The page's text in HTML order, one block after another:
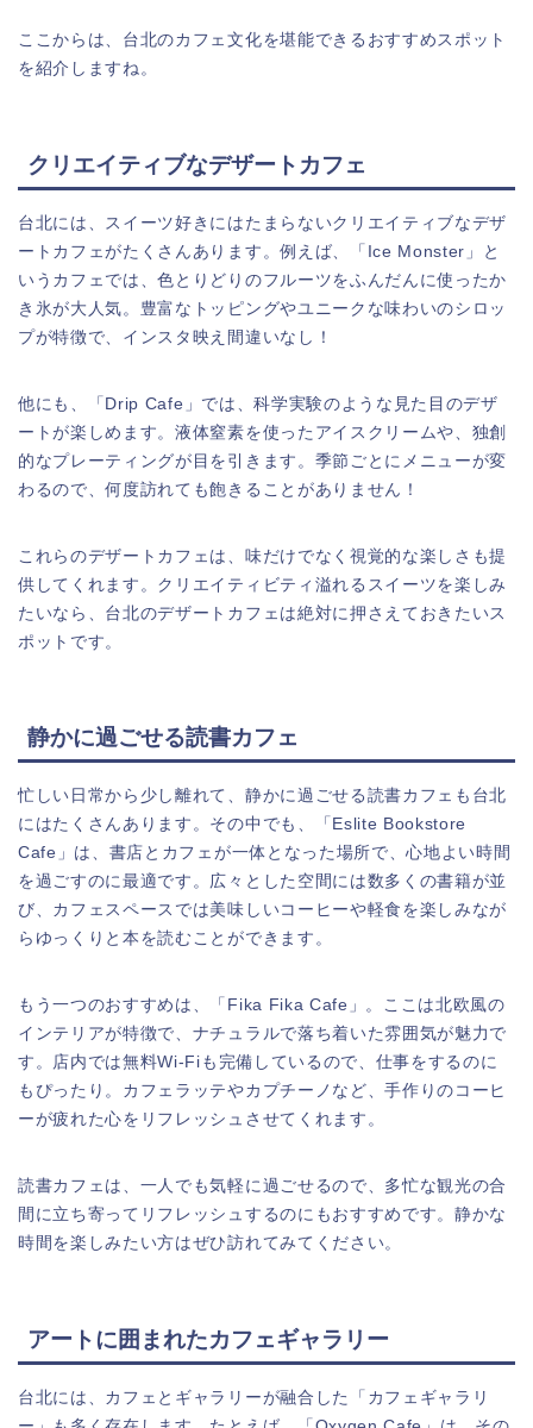
ここからは、台北のカフェ文化を堪能できるおすすめスポット
を紹介しますね。
クリエイティブなデザートカフェ
台北には、スイーツ好きにはたまらないクリエイティブなデザ
ートカフェがたくさんあります。例えば、「Ice Monster」と
いうカフェでは、色とりどりのフルーツをふんだんに使ったか
き氷が大人気。豊富なトッピングやユニークな味わいのシロッ
プが特徴で、インスタ映え間違いなし！
他にも、「Drip Cafe」では、科学実験のような見た目のデザ
ートが楽しめます。液体窒素を使ったアイスクリームや、独創
的なプレーティングが目を引きます。季節ごとにメニューが変
わるので、何度訪れても飽きることがありません！
これらのデザートカフェは、味だけでなく視覚的な楽しさも提
供してくれます。クリエイティビティ溢れるスイーツを楽しみ
たいなら、台北のデザートカフェは絶対に押さえておきたいス
ポットです。
静かに過ごせる読書カフェ
忙しい日常から少し離れて、静かに過ごせる読書カフェも台北
にはたくさんあります。その中でも、「Eslite Bookstore
Cafe」は、書店とカフェが一体となった場所で、心地よい時間
を過ごすのに最適です。広々とした空間には数多くの書籍が並
び、カフェスペースでは美味しいコーヒーや軽食を楽しみなが
らゆっくりと本を読むことができます。
もう一つのおすすめは、「Fika Fika Cafe」。ここは北欧風の
インテリアが特徴で、ナチュラルで落ち着いた雰囲気が魅力で
す。店内では無料Wi-Fiも完備しているので、仕事をするのに
もぴったり。カフェラッテやカプチーノなど、手作りのコーヒ
ーが疲れた心をリフレッシュさせてくれます。
読書カフェは、一人でも気軽に過ごせるので、多忙な観光の合
間に立ち寄ってリフレッシュするのにもおすすめです。静かな
時間を楽しみたい方はぜひ訪れてみてください。
アートに囲まれたカフェギャラリー
台北には、カフェとギャラリーが融合した「カフェギャラリ